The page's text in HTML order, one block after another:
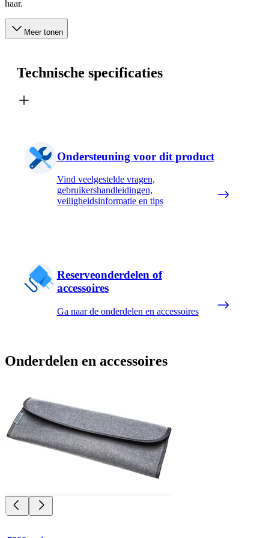
haar.
Meer tonen
Technische specificaties
Ondersteuning voor dit product
Vind veelgestelde vragen,
gebruikershandleidingen,
veiligheidsinformatie en tips
Reserveonderdelen of
accessoires
Ga naar de onderdelen en accessoires
Onderdelen en accessoires